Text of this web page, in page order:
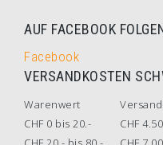
AUF FACEBOOK
Facebook
VERSANDKOSTEN
Warenwert
CHF 0 bis 20.-
CHF 4.50